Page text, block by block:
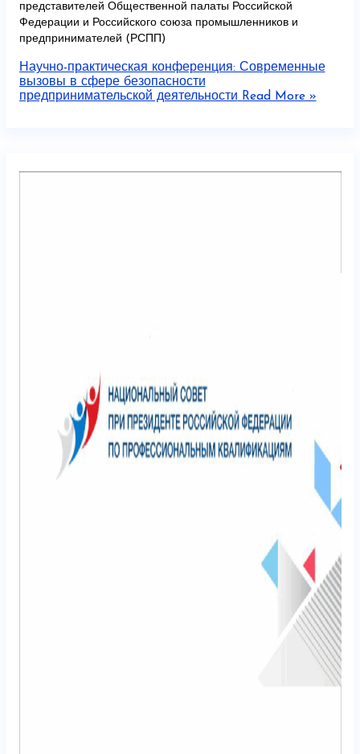
представителей Общественной палаты Российской
Федерации и Российского союза промышленников и
предпринимателей (РСПП)
Научно-практическая конференция: Современные
вызовы в сфере безопасности
предпринимательской деятельности Read More »